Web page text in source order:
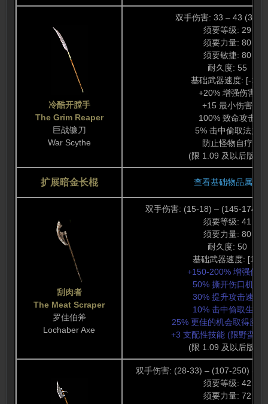
冷酷开膛手
The Grim Reaper
巨战镰刀
War Scythe
双手伤害: 33 – 43 (38
须要等级: 29
须要力量: 80
须要敏捷: 80
耐久度: 55
基础武器速度: [-10]
+20% 增强伤害
+15 最小伤害
100% 致命攻击
5% 击中偷取法力
防止怪物自疗
(限 1.09 及以后版本)
扩展暗金长棍 查看基础物品属性
刮肉者
The Meat Scraper
罗佳伯斧
Lochaber Axe
双手伤害: (15-18) – (145-174)
须要等级: 41
须要力量: 80
耐久度: 50
基础武器速度: [10]
+150-200% 增强伤害
50% 撕开伤口机会
30% 提升攻击速度
10% 击中偷取生命
25% 更佳的机会取得魔法
+3 支配性技能 (限野蛮人
(限 1.09 及以后版本)
双手伤害: (28-33) – (107-250)
须要等级: 42
须要力量: 72